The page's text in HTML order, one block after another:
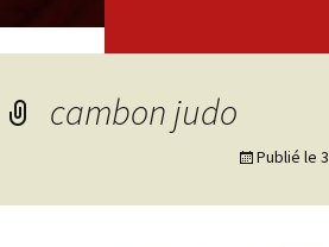
cambon judo
Publié le